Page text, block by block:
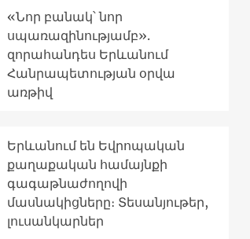
«Նոր բանակ՝ նոր
սպառազինությամբ».
զորահանդես Երևանում
Հանրապետության օրվա
առթիվ
Երևանում են Եվրոպական
քաղաքական համայնքի
գագաթնաժողովի
մասնակիցները։ Տեսանյութեր,
լուսանկարներ